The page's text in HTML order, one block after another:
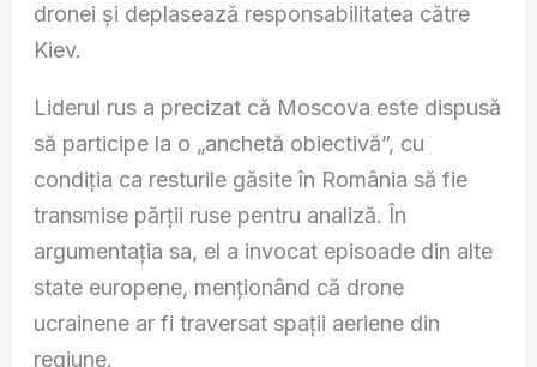
dronei și deplasează responsabilitatea către
Kiev.
Liderul rus a precizat că Moscova este dispusă
să participe la o „anchetă obiectivă”, cu
condiția ca resturile găsite în România să fie
transmise părții ruse pentru analiză. În
argumentația sa, el a invocat episoade din alte
state europene, menționând că drone
ucrainene ar fi traversat spații aeriene din
regiune.